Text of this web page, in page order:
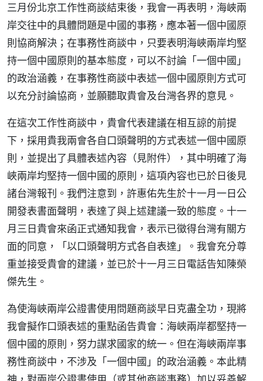
三月份北京工作性商談結束後，我會一再表明，海峽兩
岸交往中的具體問題是中國的事務，應本著一個中國原
則協商解決；在事務性商談中，只要表明海峽兩岸均堅
持一個中國原則的基本態度，可以不討論「一個中國」
的政治涵義，在事務性商談中表述一個中國原則方式可
以充分討論協商，並願聽取貴會及台灣各界的意見。
在這次工作性商談中，貴會代表建議在相互諒的前提
下，採用貴我兩會各自口頭聲明的方式表述一個中國原
則，並提出了具體表述內容（見附件），其中明確了海
峽兩岸均堅持一個中國的原則，這項內容也已於日後見
諸台灣報刊。我們注意到，許惠佑先生於十一月一日公
開發表書面聲明，表達了與上述建議一致的態度。十一
月三日貴會來函正式通知我會，表示已徵得台灣有關方
面的同意，「以口頭聲明方式各自表達」。我會充分尊
重並接受貴會的建議，並已於十一月三日電話告知陳榮
傑先生。
為使海峽兩岸公證書使用問題商談早日克盡全功，現將
我會擬作口頭表述的重點函告貴會：海峽兩岸都堅持一
個中國的原則，努力謀求國家的統一。但在海峽兩岸事
務性商談中，不涉及「一個中國」的政治涵義。本此精